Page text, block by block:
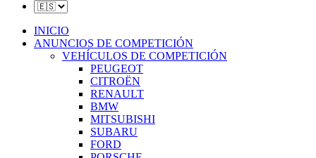
INICIO
ANUNCIOS DE COMPETICIÓN
VEHÍCULOS DE COMPETICIÓN
PEUGEOT
CITROËN
RENAULT
BMW
MITSUBISHI
SUBARU
FORD